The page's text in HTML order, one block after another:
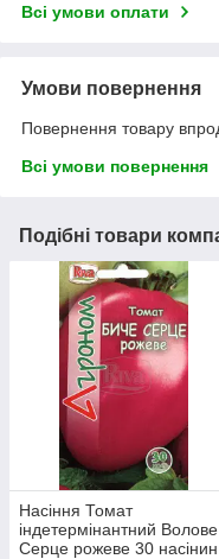
Всі умови оплати
Умови повернення
Повернення товару
Всі умови повернення
Подібні товари
Насіння Томат
індетермінантний Волове
Серце рожеве 30 насінин